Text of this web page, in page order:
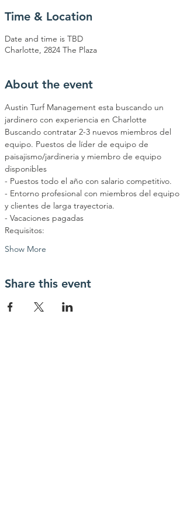
Time & Location
Date and time is TBD
Charlotte, 2824 The Plaza
About the event
Austin Turf Management esta buscando un
jardinero con experiencia en Charlotte
Buscando contratar 2-3 nuevos miembros del
equipo. Puestos de líder de equipo de
paisajismo/jardineria y miembro de equipo
disponibles
- Puestos todo el año con salario competitivo.
- Entorno profesional con miembros del equipo
y clientes de larga trayectoria.
- Vacaciones pagadas
Requisitos:
Show More
Share this event